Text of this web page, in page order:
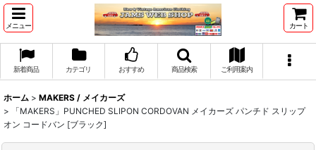
メニュー カート
新着商品 カテゴリ おすすめ 商品検索 ご利用案内
ホーム > MAKERS / メイカーズ
>
「MAKERS」PUNCHED SLIPON CORDOVAN メイカーズ パンチド スリップ
オン コードバン [ブラック]